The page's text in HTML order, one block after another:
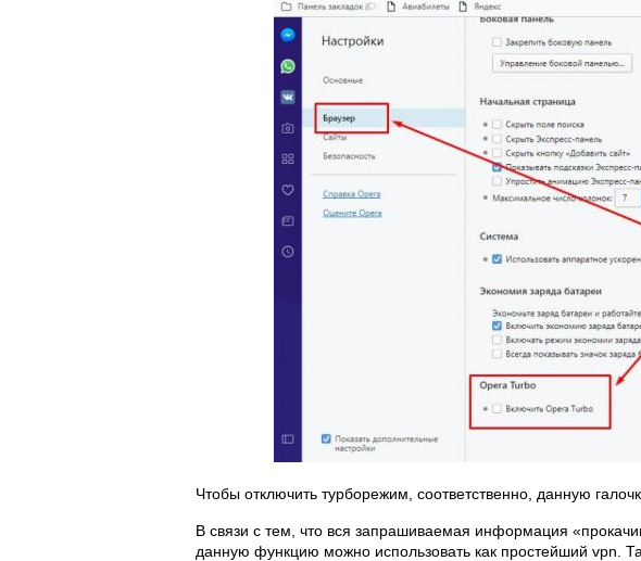
Чтобы отключить турборежим, соответственно, данную
В связи с тем, что вся запрашиваемая информация
данную функцию можно использовать как простейший vpn.